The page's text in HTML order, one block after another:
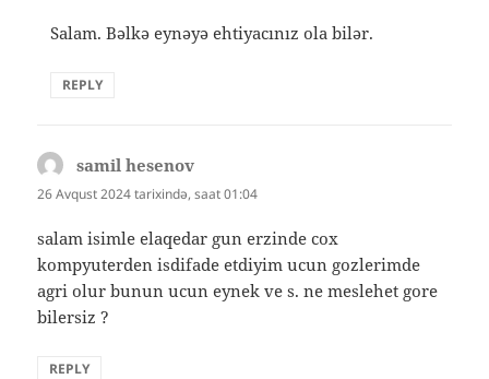
Salam. Bəlkə eynəyə ehtiyacınız ola bilər.
REPLY
samil hesenov
ki:
26 Avqust 2024 tarixində, saat 01:04
salam isimle elaqedar gun erzinde cox
kompyuterden isdifade etdiyim ucun gozlerimde
agri olur bunun ucun eynek ve s. ne meslehet gore
bilersiz ?
REPLY